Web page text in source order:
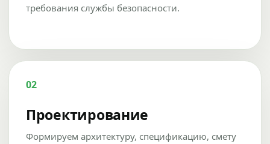
требования службы безопасности.
02
Проектирование
Формируем архитектуру, спецификацию, смету